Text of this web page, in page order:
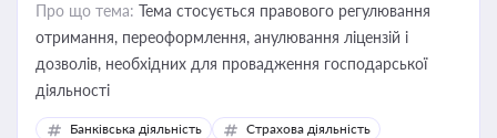
Про що тема: Тема стосується правового регулювання
отримання, переоформлення, анулювання ліцензій і
дозволів, необхідних для провадження господарської
діяльності
Банківська діяльність
Страхова діяльність